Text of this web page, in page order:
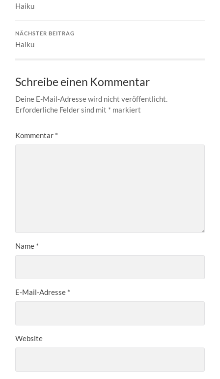
Haiku
NÄCHSTER BEITRAG
Haiku
Schreibe einen Kommentar
Deine E-Mail-Adresse wird nicht veröffentlicht.
Erforderliche Felder sind mit * markiert
Kommentar *
Name *
E-Mail-Adresse *
Website